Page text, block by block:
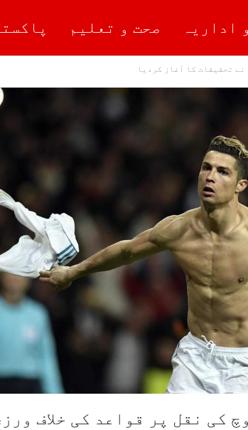
اداریہ صحت و تعلیم
تحقیقات کا آغاز کردیا
کی نقل پر قواعد کی خلاف